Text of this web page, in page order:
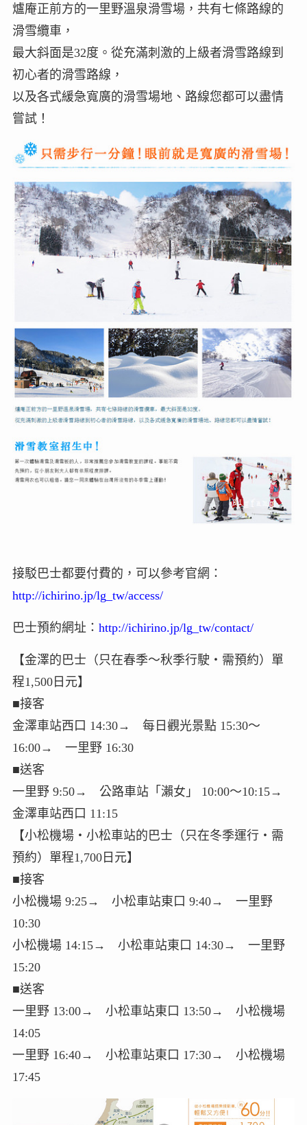
爐庵正前方的一里野溫泉滑雪場，共有七條路線的
滑雪纜車，
最大斜面是32度。從充滿刺激的上級者滑雪路線到
初心者的滑雪路線，
以及各式緩急寬廣的滑雪場地、路線您都可以盡情
嘗試！
接駁巴士都要付費的，可以參考官網：
http://ichirino.jp/lg_tw/access/
巴士預約網址： http://ichirino.jp/lg_tw/contact/
【金澤的巴士（只在春季～秋季行駛‧需預約）單
程1,500日元】
■接客
金澤車站西口 14:30→ 每日觀光景點 15:30～
16:00→ 一里野 16:30
■送客
一里野 9:50→ 公路車站「瀨女」 10:00～10:15→
金澤車站西口 11:15
【小松機場・小松車站的巴士（只在冬季運行‧需
預約）單程1,700日元】
■接客
小松機場 9:25→ 小松車站東口 9:40→ 一里野
10:30
小松機場 14:15→ 小松車站東口 14:30→ 一里野
15:20
■送客
一里野 13:00→ 小松車站東口 13:50→ 小松機場
14:05
一里野 16:40→ 小松車站東口 17:30→ 小松機場
17:45